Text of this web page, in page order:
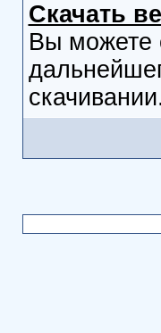
Скачать
Вы можете
скачивании.